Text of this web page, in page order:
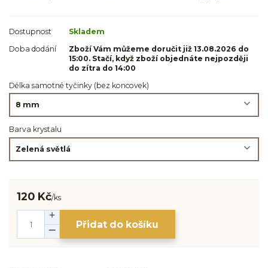
Dostupnost
Skladem
Doba dodání
Zboží Vám můžeme doručit již 13.08.2026 do
15:00. Stačí, když zboží objednáte nejpozději
do zítra do 14:00
Délka samotné tyčinky (bez koncovek)
Barva krystalu
120 Kč/ks
Přidat do košíku